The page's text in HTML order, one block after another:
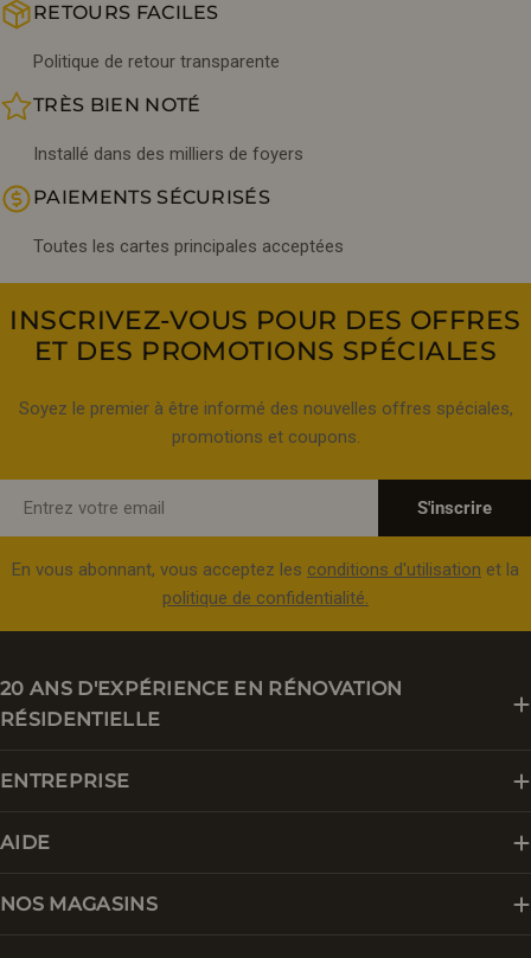
RETOURS FACILES
Politique de retour transparente
TRÈS BIEN NOTÉ
Installé dans des milliers de foyers
PAIEMENTS SÉCURISÉS
Toutes les cartes principales acceptées
INSCRIVEZ-VOUS POUR DES OFFRES
ET DES PROMOTIONS SPÉCIALES
Soyez le premier à être informé des nouvelles offres spéciales,
promotions et coupons.
S'inscrire
En vous abonnant, vous acceptez les conditions d'utilisation et la
politique de confidentialité.
20 ANS D'EXPÉRIENCE EN RÉNOVATION
RÉSIDENTIELLE
ENTREPRISE
AIDE
NOS MAGASINS